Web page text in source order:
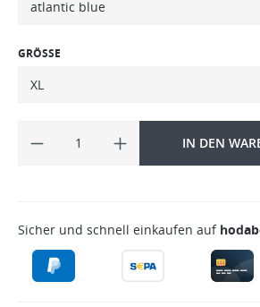
GRÖSSE
IN DEN
Sicher und schnell einkaufen auf